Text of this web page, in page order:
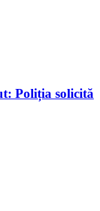
Poliția solicită